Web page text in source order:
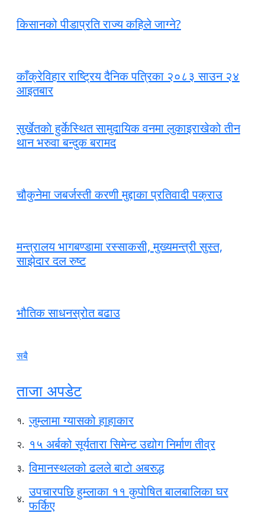
किसानको पीडाप्रति राज्य कहिले जाग्ने?
काँक्रेविहार राष्ट्रिय दैनिक पत्रिका २०८३ साउन २४
आइतबार
सुर्खेतकाे हुर्केस्थित सामुदायिक वनमा लुकाइराखेको तीन
थान भरुवा बन्दुक बरामद
चौकुनेमा जबर्जस्ती करणी मुद्दाका प्रतिवादी पक्राउ
मन्त्रालय भागबण्डामा रस्साकसी, मुख्यमन्त्री सुस्त,
साझेदार दल रुष्ट
भौतिक साधनस्रोत बढाउ
सबै
ताजा अपडेट
१. जुम्लामा ग्यासको हाहाकार
२. १५ अर्बको सूर्यतारा सिमेन्ट उद्योग निर्माण तीव्र
३. विमानस्थलको ढलले बाटाे अबरुद्ध
४. उपचारपछि हुम्लाका ११ कुपोषित बालबालिका घर
फर्किए